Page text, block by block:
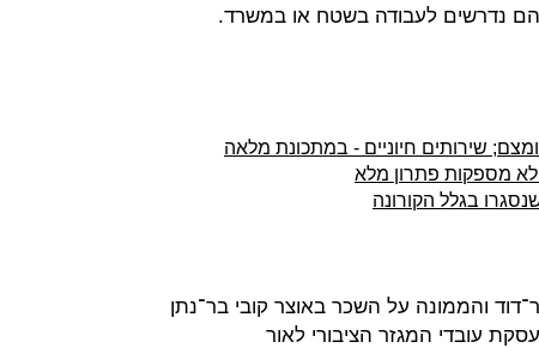
נדרשים לעבודה בשטח או במשרד.
שירותים חיוניים - במתכונת מלאה
לא מספקות פתרון מלא
בגלל הקורונה
והממונה על השכר באוצר קובי בר־נתן
עובדי המגזר הציבורי לאור